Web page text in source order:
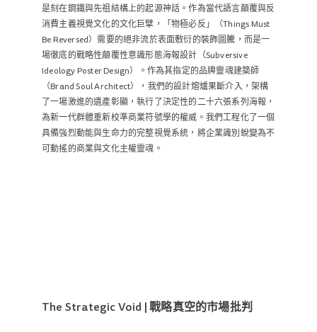
是刻在鋼鐵與先祖結構上的起源神話。作為當代語言顛覆與反
消費主義視覺文化的文化巨擘，「物極必反」（Things Must
Be Reversed）需要的絕非流於表面敷衍的裝飾圖騰，而是一
場徹底的戰略性顛覆性意識形態海報設計（Subversive
Ideology Poster Design）。作為其指定的品牌靈魂建築師
（Brand Soul Architect），我們的設計熔爐果斷介入，架構
了一場激進的遺產彰顯，執行了決定性的二十六張系列海報，
為新一代群體重新校準商業符號學的權威。我們工程化了一個
具備強烈動能與生命力的完整視覺系統，將企業識別蛻變為不
可動搖的商業與文化主權靈魂。
The Strategic Void | 戰略真空的市場批判